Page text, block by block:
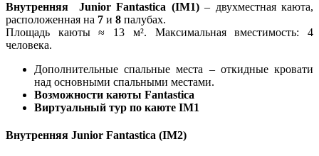
Внутренняя Junior Fantastica (IM1)– двухместная каюта,
расположенная на 7 и 8 палубах.
Площадь каюты ≈ 13 м². Максимальная вместимость: 4
человека.
Дополнительные спальные места – откидные кровати
над основными спальными местами.
Возможности каюты Fantastica
Виртуальный тур по каюте IM1
Внутренняя Junior Fantastica (IM2)